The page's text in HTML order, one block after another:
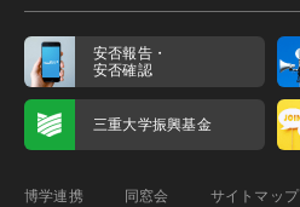
安否報告・
安否確認
三重大学振興基金
博学連携 同窓会 サイトマップ